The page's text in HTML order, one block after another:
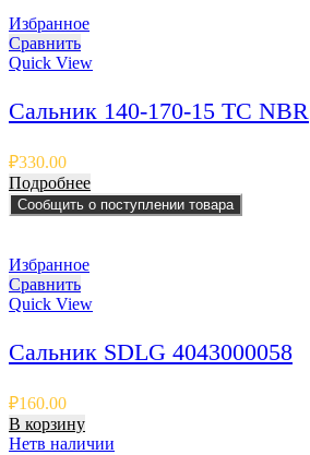
Избранное
Сравнить
Quick View
Сальник 140-170-15 TC NBR
₽330.00
Подробнее
Сообщить о поступлении товара
Избранное
Сравнить
Quick View
Сальник SDLG 4043000058
₽160.00
В корзину
Нетв наличии